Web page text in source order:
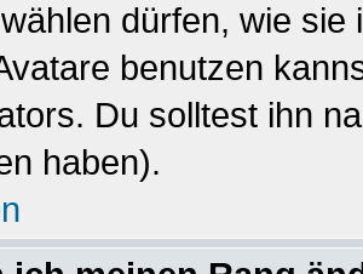
dürfen, wie
benutzen
Du solltest ihn
haben).